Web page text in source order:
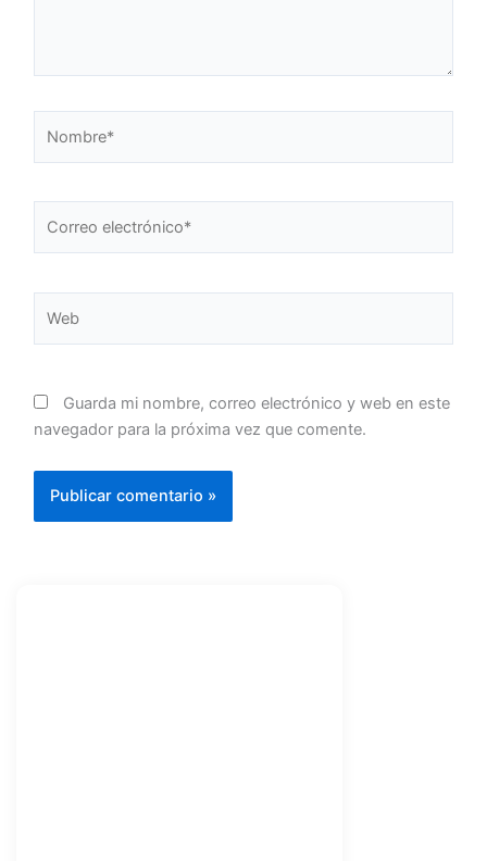
Guarda mi nombre, correo electrónico y web en este
navegador para la próxima vez que comente.